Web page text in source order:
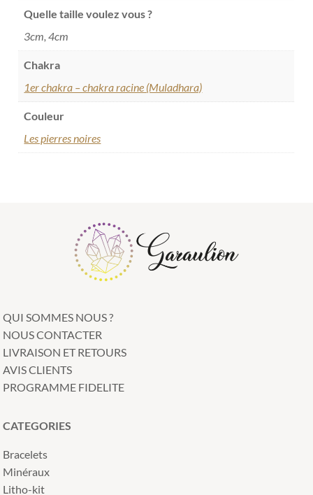
Quelle taille voulez vous ?
3cm, 4cm
Chakra
1er chakra – chakra racine (Muladhara)
Couleur
Les pierres noires
QUI SOMMES NOUS ?
NOUS CONTACTER
LIVRAISON ET RETOURS
AVIS CLIENTS
PROGRAMME FIDELITE
CATEGORIES
Bracelets
Minéraux
Litho-kit